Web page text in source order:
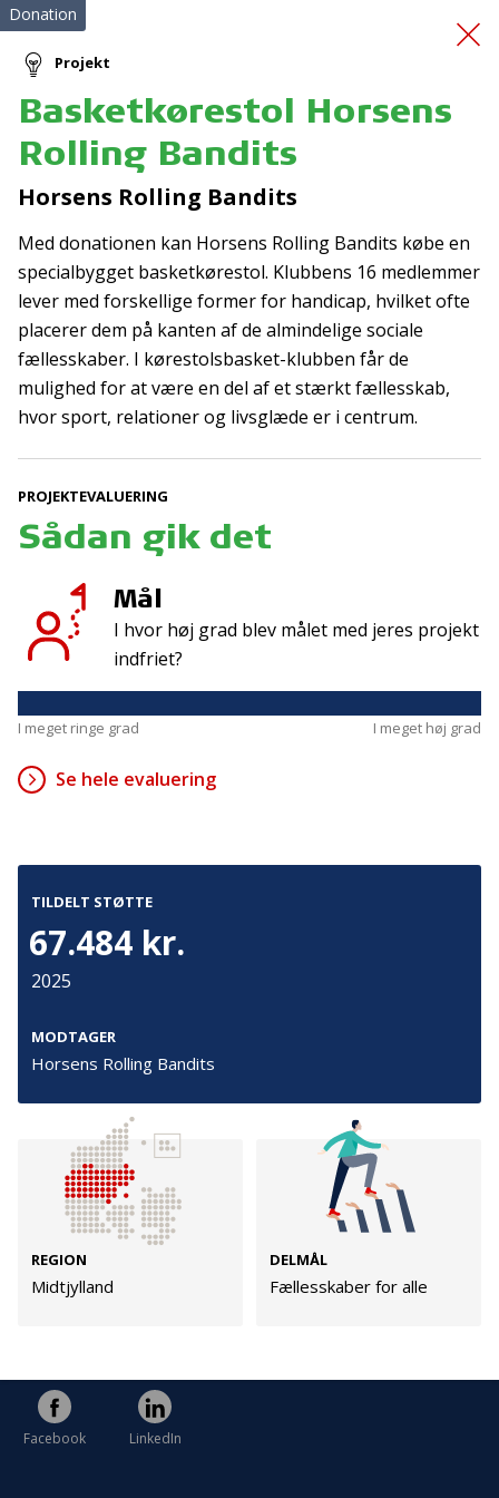
Klinik for Intensiv
Livsstil
Donation
Projekt
Basketkørestol Horsens
Rolling Bandits
Horsens Rolling Bandits
Med donationen kan Horsens Rolling Bandits købe en
specialbygget basketkørestol. Klubbens 16 medlemmer
lever med forskellige former for handicap, hvilket ofte
placerer dem på kanten af de almindelige sociale
fællesskaber. I kørestolsbasket-klubben får de
mulighed for at være en del af et stærkt fællesskab,
hvor sport, relationer og livsglæde er i centrum.
PROJEKTEVALUERING
Sådan gik det
Mål
I hvor høj grad blev målet med jeres projekt
indfriet?
I meget ringe grad I meget høj grad
Se hele evaluering
TILDELT STØTTE
67.484 kr.
2025
MODTAGER
Horsens Rolling Bandits
REGION
Midtjylland
DELMÅL
Fællesskaber for alle
Tilmeld nyhedsbrev
De seneste nyheder om TrygFondens og TryghedsGruppens
Tilmeld
Kontakt
TrygFonden
T:45 26 08 26
Hummeltoftevej 49
Denmark
Vis vej hertil
Fakturering
Kontakt os
Presse
Persondata
Følg os
TryghedsGruppen
Facebook
Facebook LinkedIn